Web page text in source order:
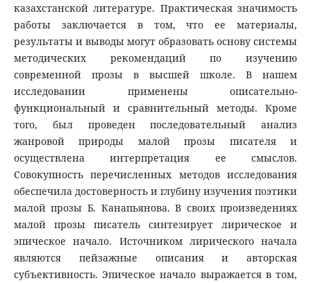
казахстанской литературе. Практическая значимость
работы заключается в том, что ее материалы,
результаты и выводы могут образовать основу системы
методических рекомендаций по изучению
современной прозы в высшей школе. В нашем
исследовании применены описательно-
функциональный и сравнительный методы. Кроме
того, был проведен последовательный анализ
жанровой природы малой прозы писателя и
осуществлена интерпретация ее смыслов.
Совокупность перечисленных методов исследования
обеспечила достоверность и глубину изучения поэтики
малой прозы Б. Канапьянова. В своих произведениях
малой прозы писатель синтезирует лирическое и
эпическое начало. Источником лирического начала
являются пейзажные описания и авторская
субъективность. Эпическое начало выражается в том,